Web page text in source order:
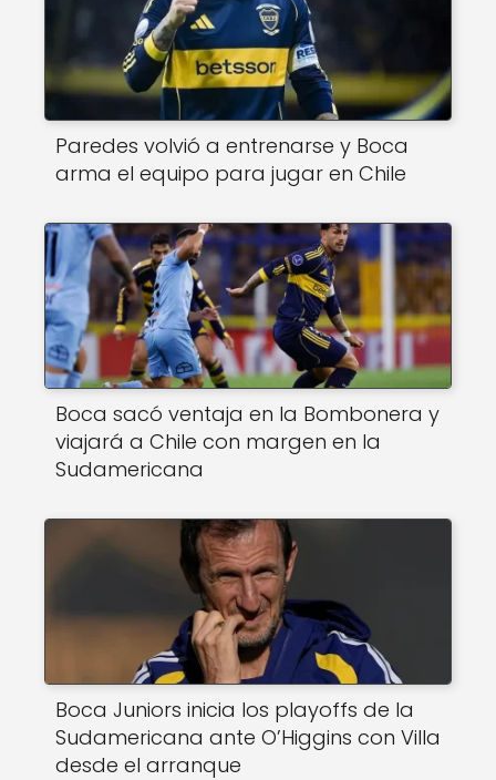
Paredes volvió a entrenarse y Boca
arma el equipo para jugar en Chile
Boca sacó ventaja en la Bombonera y
viajará a Chile con margen en la
Sudamericana
Boca Juniors inicia los playoffs de la
Sudamericana ante O’Higgins con Villa
desde el arranque